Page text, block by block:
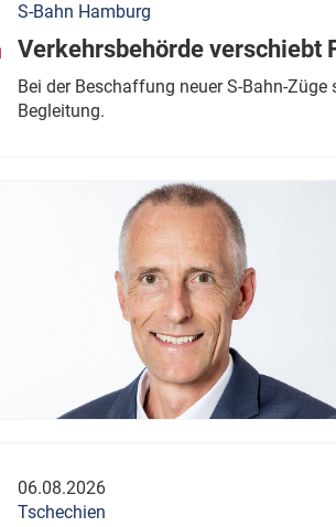
S-Bahn Hamburg
Verkehrsbehörde verschiebt
Bei der Beschaffung neuer S-Bahn-
Begleitung.
06.08.2026
Tschechien